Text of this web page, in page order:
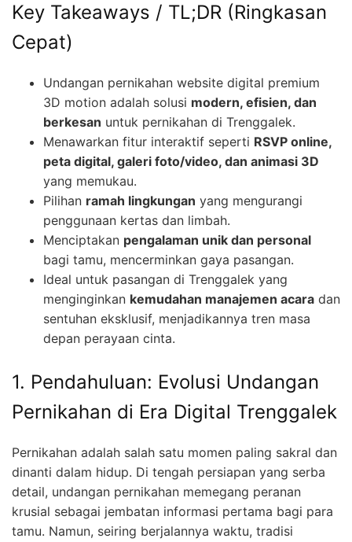
Key Takeaways / TL;DR (Ringkasan
Cepat)
Undangan pernikahan website digital premium
3D motion adalah solusi modern, efisien, dan
berkesan untuk pernikahan di Trenggalek.
Menawarkan fitur interaktif seperti RSVP online,
peta digital, galeri foto/video, dan animasi 3D
yang memukau.
Pilihan ramah lingkungan yang mengurangi
penggunaan kertas dan limbah.
Menciptakan pengalaman unik dan personal
bagi tamu, mencerminkan gaya pasangan.
Ideal untuk pasangan di Trenggalek yang
menginginkan kemudahan manajemen acara dan
sentuhan eksklusif, menjadikannya tren masa
depan perayaan cinta.
1. Pendahuluan: Evolusi Undangan
Pernikahan di Era Digital Trenggalek
Pernikahan adalah salah satu momen paling sakral dan
dinanti dalam hidup. Di tengah persiapan yang serba
detail, undangan pernikahan memegang peranan
krusial sebagai jembatan informasi pertama bagi para
tamu. Namun, seiring berjalannya waktu, tradisi